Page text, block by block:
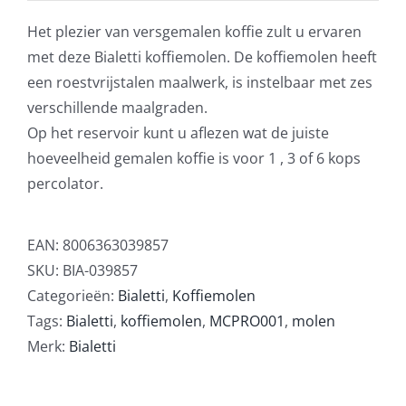
Het plezier van versgemalen koffie zult u ervaren
met deze Bialetti koffiemolen. De koffiemolen heeft
een roestvrijstalen maalwerk, is instelbaar met zes
verschillende maalgraden.
Op het reservoir kunt u aflezen wat de juiste
hoeveelheid gemalen koffie is voor 1 , 3 of 6 kops
percolator.
EAN: 8006363039857
SKU: BIA-039857
Categorieën: Bialetti, Koffiemolen
Tags: Bialetti, koffiemolen, MCPRO001, molen
Merk: Bialetti